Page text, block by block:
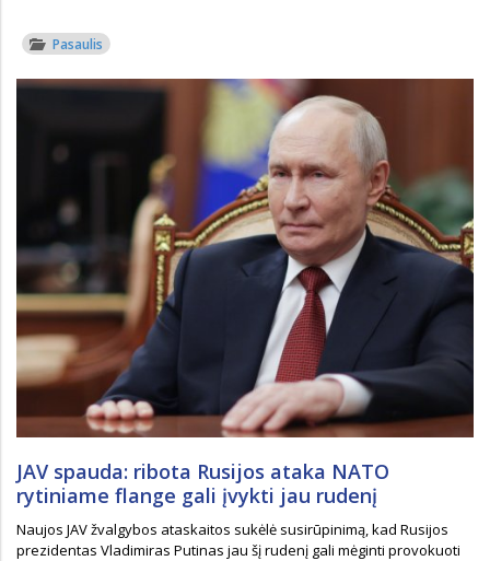
Pasaulis
JAV spauda: ribota Rusijos ataka NATO
rytiniame flange gali įvykti jau rudenį
Naujos JAV žvalgybos ataskaitos sukėlė susirūpinimą, kad Rusijos
prezidentas Vladimiras Putinas jau šį rudenį gali mėginti provokuoti